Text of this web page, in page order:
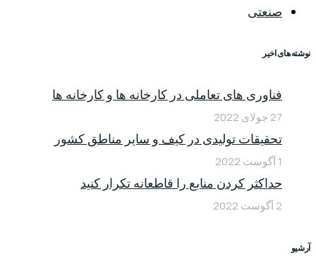
صنعتی
نوشته های اخیر
فناوری های تعاملی در کارخانه ها و کارخانه ها
27 جولای 2022
تحقیقات تولیدی در کیف و سایر مناطق کشور
1 آگوست 2022
حداکثر کردن منابع را قاطعانه تکرار کنید
2 آگوست 2022
آرشیو